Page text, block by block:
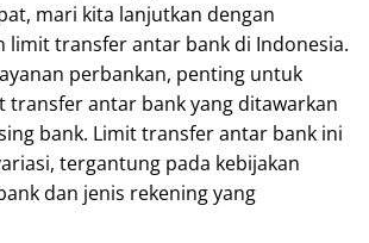
mari kita lanjutkan dengan
limit transfer antar bank di Indonesia.
perbankan, penting untuk
transfer antar bank yang ditawarkan
bank. Limit transfer antar bank ini
tergantung pada kebijakan
dan jenis rekening yang